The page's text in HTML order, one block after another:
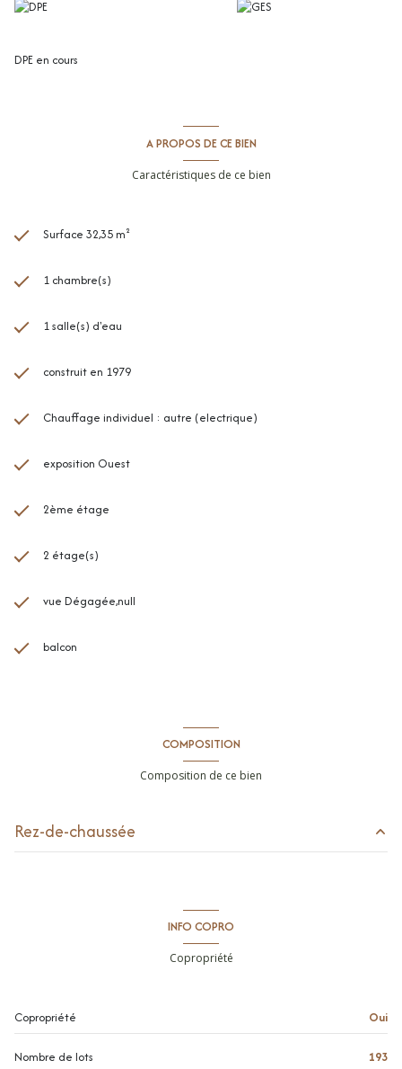
DPE en cours
A PROPOS DE CE BIEN
Caractéristiques de ce bien
Surface 32,35 m²
1 chambre(s)
1 salle(s) d'eau
construit en 1979
Chauffage individuel : autre (electrique)
exposition Ouest
2ème étage
2 étage(s)
vue Dégagée,null
balcon
COMPOSITION
Composition de ce bien
Rez-de-chaussée
toilettes
2.35 m²
INFO COPRO
Copropriété
Copropriété Oui
Nombre de lots 193